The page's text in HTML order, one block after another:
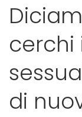
cerchi
di